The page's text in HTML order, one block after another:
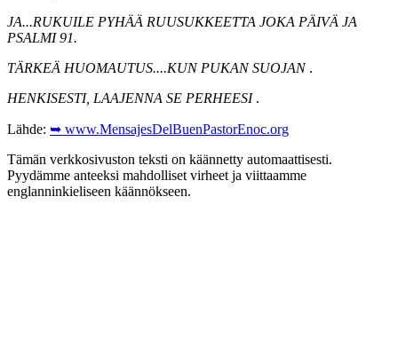
JA...RUKUILE PYHÄÄ RUUSUKKEETTA JOKA PÄIVÄ JA
PSALMI 91.
TÄRKEÄ HUOMAUTUS....KUN PUKAN SUOJAN .
HENKISESTI, LAAJENNA SE PERHEESI .
Lähde: ➥ www.MensajesDelBuenPastorEnoc.org
Tämän verkkosivuston teksti on käännetty automaattisesti.
Pyydämme anteeksi mahdolliset virheet ja viittaamme
englanninkieliseen käännökseen.